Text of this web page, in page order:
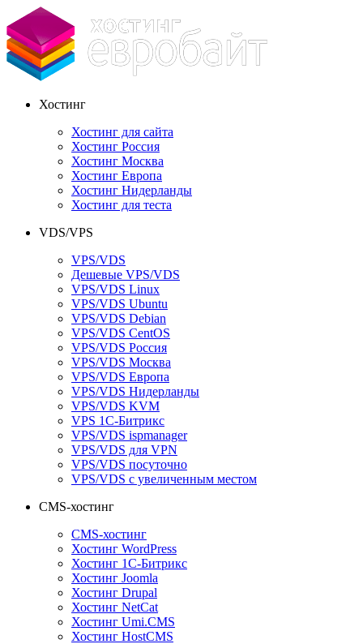
Хостинг
Хостинг для сайта
Хостинг Россия
Хостинг Москва
Хостинг Европа
Хостинг Нидерланды
Хостинг для теста
VDS/VPS
VPS/VDS
Дешевые VPS/VDS
VPS/VDS Linux
VPS/VDS Ubuntu
VPS/VDS Debian
VPS/VDS CentOS
VPS/VDS Россия
VPS/VDS Москва
VPS/VDS Европа
VPS/VDS Нидерланды
VPS/VDS KVM
VPS 1С-Битрикс
VPS/VDS ispmanager
VPS/VDS для VPN
VPS/VDS посуточно
VPS/VDS с увеличенным местом
CMS-хостинг
CMS-хостинг
Хостинг WordPress
Хостинг 1С-Битрикс
Хостинг Joomla
Хостинг Drupal
Хостинг NetCat
Хостинг Umi.CMS
Хостинг HostCMS